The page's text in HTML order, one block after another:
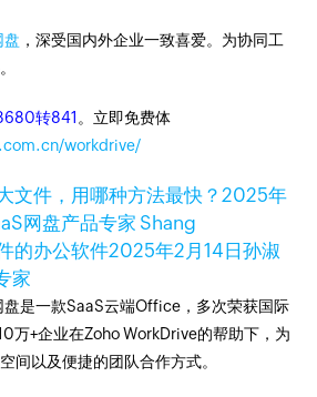
盘 ，深受国内外企业一致喜爱。为协同工
转841 。立即免费体
workdrive/
文件，用哪种方法最快？2025年
网盘产品专家 Shang
的办公软件2025年2月14日孙淑
家
是一款SaaS云端Office，多次荣获国际
万+企业在Zoho WorkDrive的帮助下，为
间以及便捷的团队合作方式。